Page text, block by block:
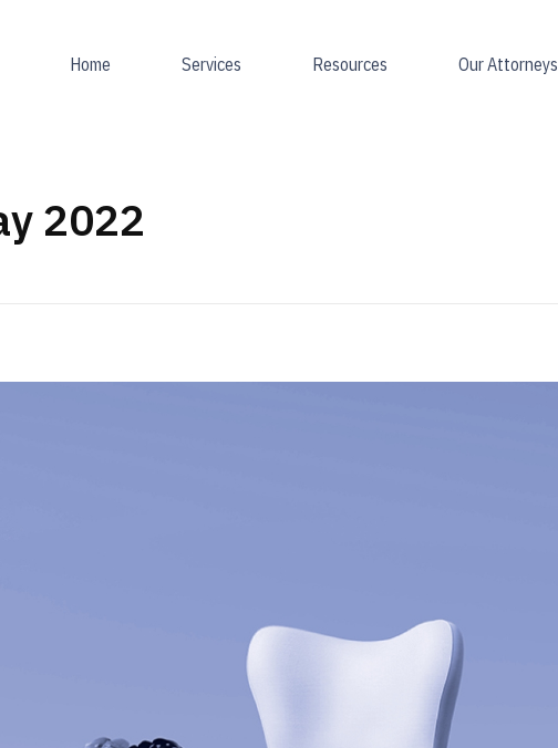
Home Services Resources Our Attorneys
2022